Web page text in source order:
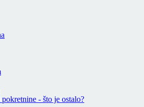
- što je ostalo?